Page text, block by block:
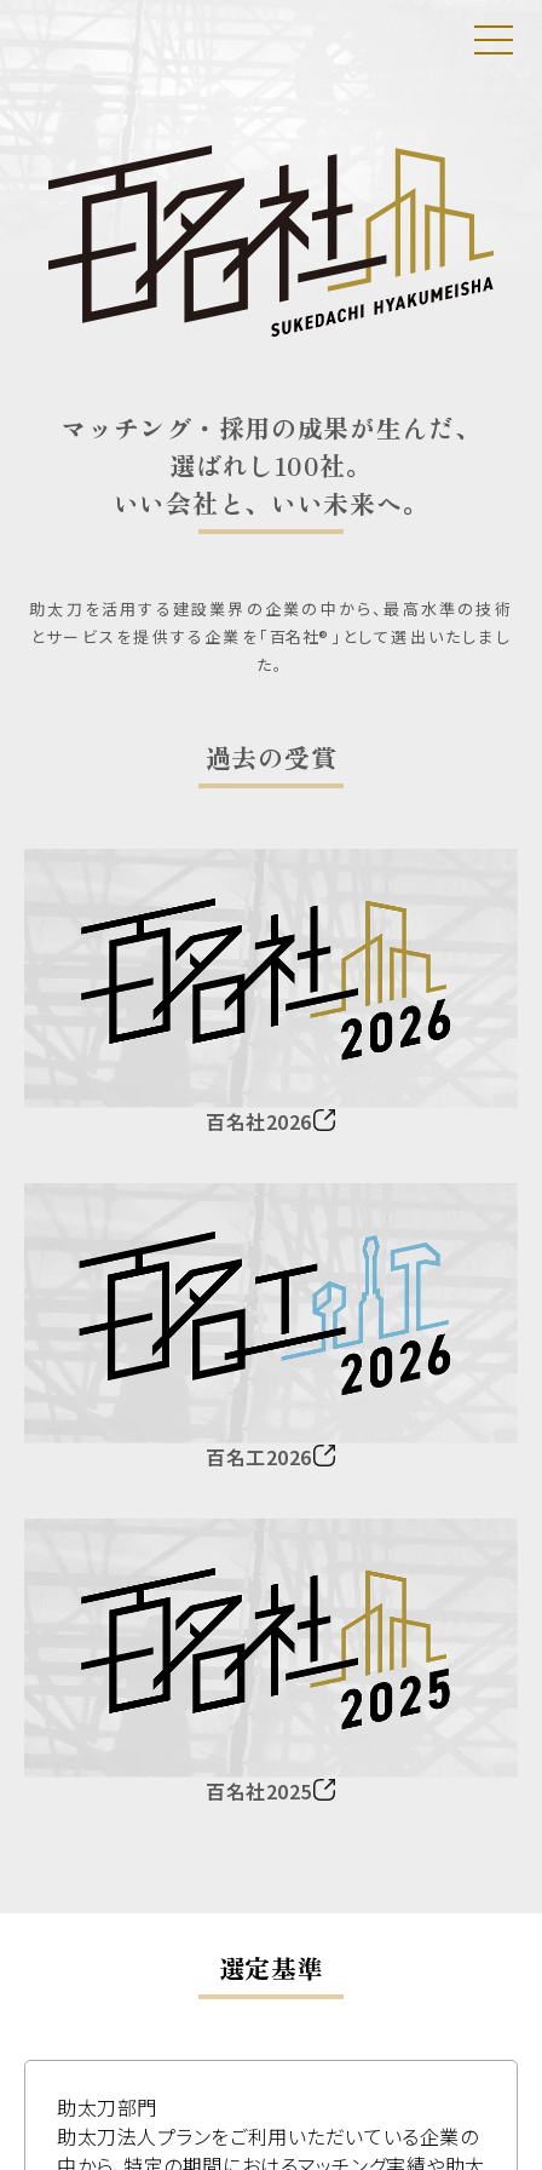
マッチング・採用の成果が生んだ、
選ばれし100社。
いい会社と、いい未来へ。
助太刀を活用する建設業界の企業の中から、最高水準の技術
とサービスを提供する企業を「百名社®」として選出いたしまし
た。
過去の受賞
百名社2026
百名工2026
百名社2025
選定基準
助太刀部門
助太刀法人プランをご利用いただいている企業の